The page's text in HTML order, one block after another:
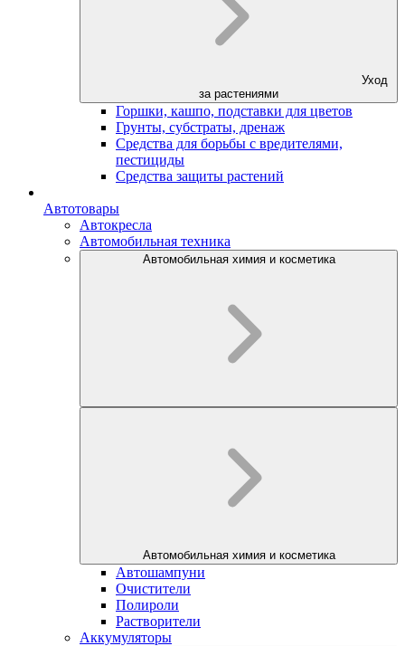
Уход
за растениями
Горшки, кашпо, подставки для цветов
Грунты, субстраты, дренаж
Средства для борьбы с вредителями,
пестициды
Средства защиты растений
Автотовары
Автокресла
Автомобильная техника
Автомобильная химия и косметика
Автомобильная химия и косметика
Автошампуни
Очистители
Полироли
Растворители
Аккумуляторы